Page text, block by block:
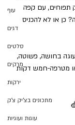
עוף
דגים
סלטים
מרקים
ירקות
מתכונים בצ'יק צ'ק
עוגות ועוגיות
עם קפה
כן או לא להכניס
בחושה, פשוטה,
או מטרפה-חמש דקות